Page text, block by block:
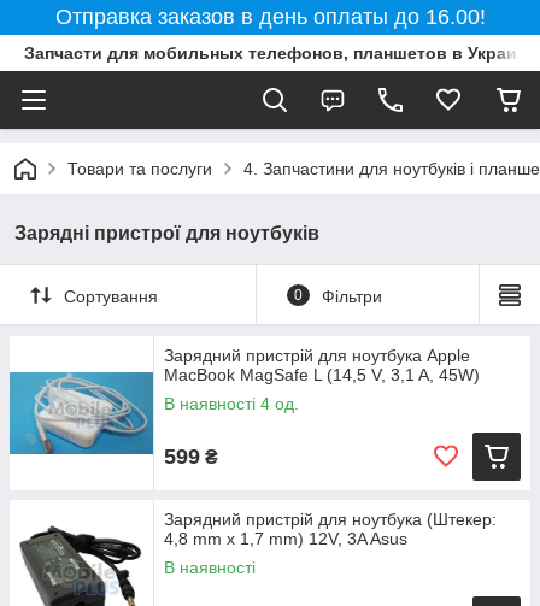
Отправка заказов в день оплаты до 16.00!
Запчасти для мобильных телефонов, планшетов в
Товари та послуги 4. Запчастини для ноутбуків і
Зарядні пристрої для ноутбуків
Сортування 0 Фільтри
Зарядний пристрій для ноутбука Apple
MacBook MagSafe L (14,5 V, 3,1 A, 45W)
В наявності 4 од.
599 ₴
Зарядний пристрій для ноутбука (Штекер:
4,8 mm x 1,7 mm) 12V, 3A Asus
В наявності